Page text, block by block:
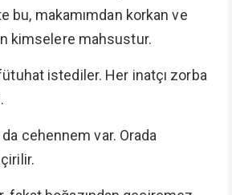
bu, makamımdan korkan ve
kimselere mahsustur.
istediler. Her inatçı zorba
da cehennem var. Orada